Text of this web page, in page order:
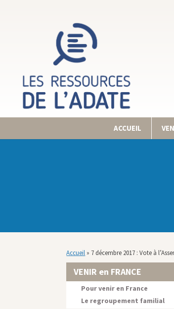
ACCUEIL
Accueil » 7 décembre 2017 : Vote à
VENIR en FRANCE
Pour venir en France
Le regroupement familial